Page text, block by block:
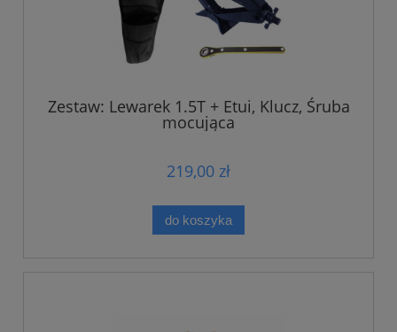
Zestaw: Lewarek 1.5T + Etui, Klucz, Śruba
mocująca
219,00 zł
do koszyka